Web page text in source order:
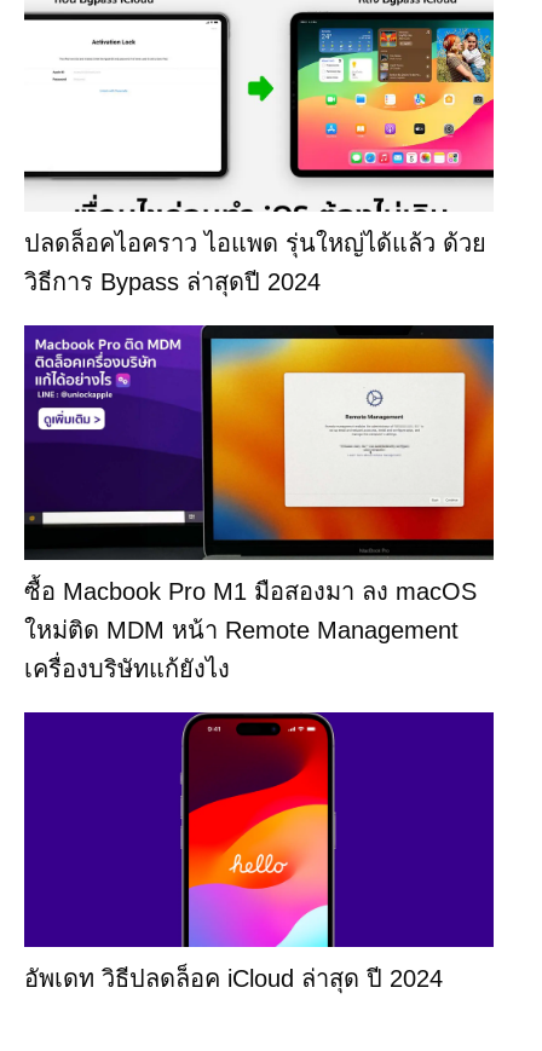
ปลดล็อคไอคราว ไอแพด รุ่นใหญ่ได้แล้ว ด้วย
วิธีการ Bypass ล่าสุดปี 2024
ซื้อ Macbook Pro M1 มือสองมา ลง macOS
ใหม่ติด MDM หน้า Remote Management
เครื่องบริษัทแก้ยังไง
อัพเดท วิธีปลดล็อค iCloud ล่าสุด ปี 2024